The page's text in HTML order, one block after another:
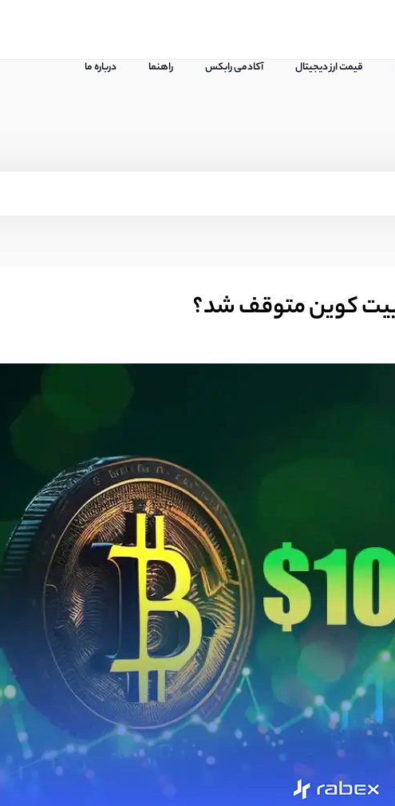
قیمت ارز دیجیتال آکادمی رابکس راهنما درباره ما